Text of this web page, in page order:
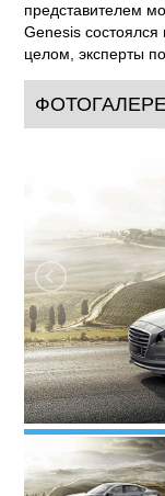
представителем
Genesis
целом, эксперты